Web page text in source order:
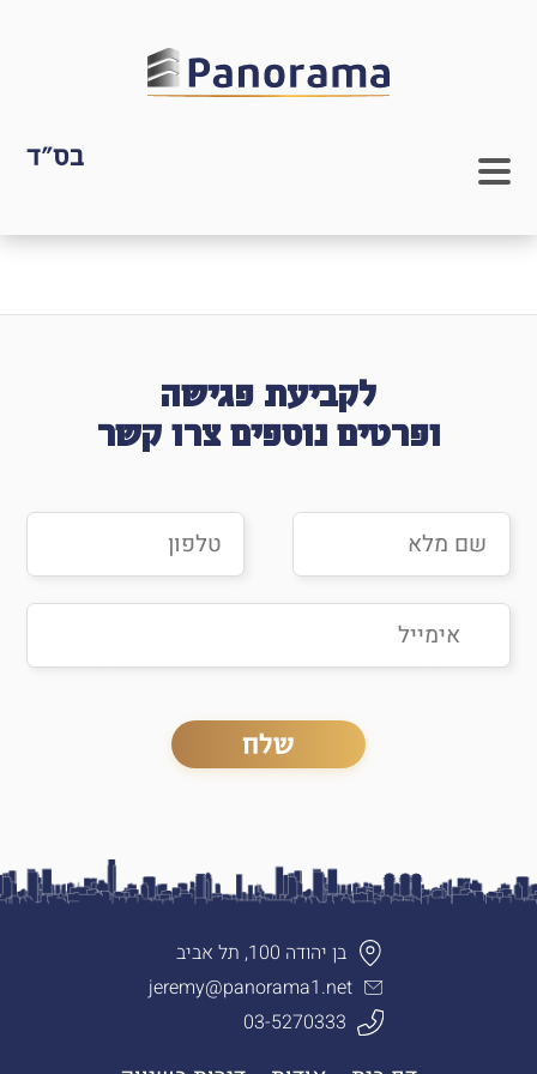
בס"ד
לקביעת פגישה
ופרטים נוספים צרו קשר
בן יהודה 100, תל אביב
jeremy@panorama1.net
03-5270333